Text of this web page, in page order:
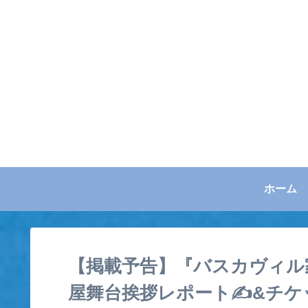
ホーム
【掲載予告】『バスカヴィ
屋舞台挨拶レポート✍&チケ